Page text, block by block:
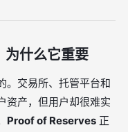
什么它重要
。交易所、托管平台和
资产，但用户却很难实
Proof of Reserves 正